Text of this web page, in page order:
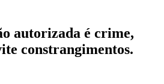
autorizada é crime,
constrangimentos.